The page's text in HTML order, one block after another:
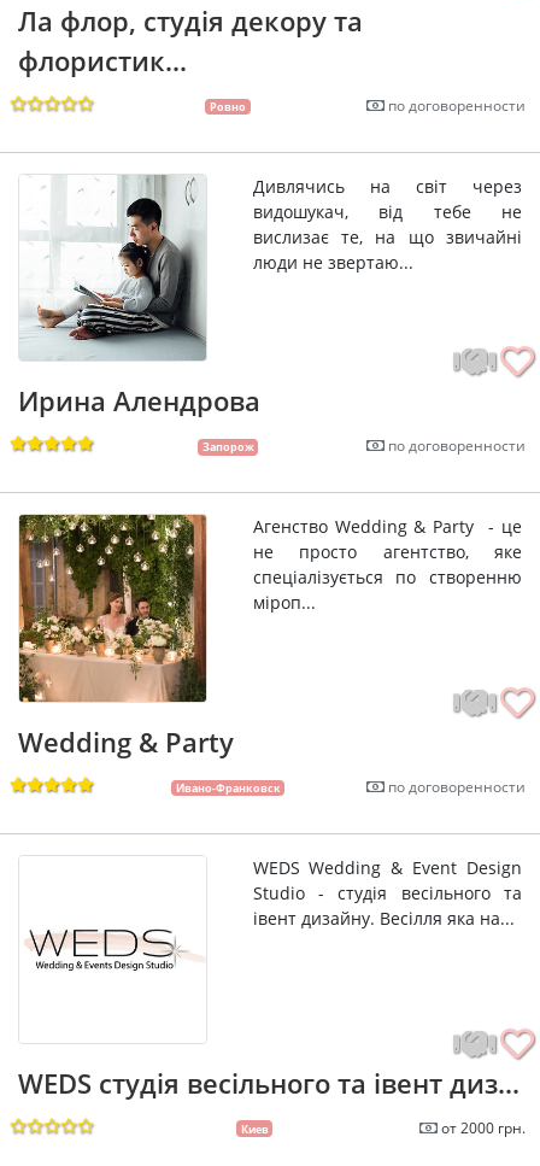
Ла флор, студія декору та
флористик...
Ровно по договоренности
Дивлячись на світ через
видошукач, від тебе не
вислизає те, на що звичайні
люди не звертаю...
Ирина Алендрова
Запорож по договоренности
Агенство Wedding & Party - це
не просто агентство, яке
спеціалізується по створенню
міроп...
Wedding & Party
Ивано-Франковск по договоренности
WEDS Wedding & Event Design
Studio - студія весільного та
івент дизайну. Весілля яка на...
WEDS студія весільного та івент диз...
Киев от 2000 грн.